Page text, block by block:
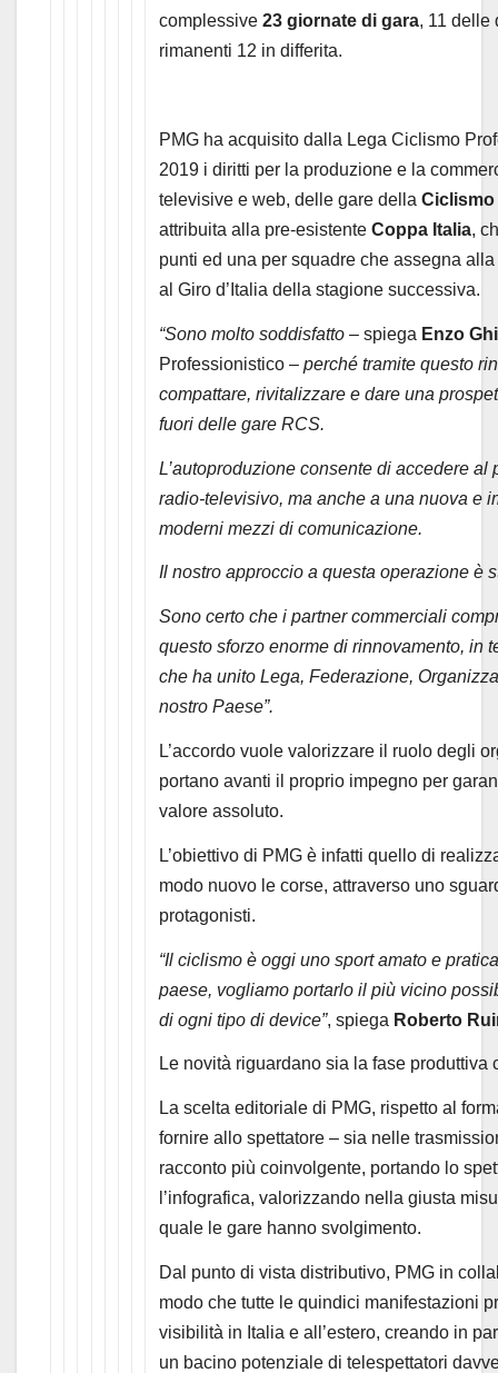
complessive 23 giornate di gara, 11 delle
rimanenti 12 in differita.
PMG ha acquisito dalla Lega Ciclismo
2019 i diritti per la produzione e la
televisive e web, delle gare della Ciclismo
attribuita alla pre-esistente Coppa Italia,
punti ed una per squadre che assegna
al Giro d’Italia della stagione successiva.
“Sono molto soddisfatto– spiega Enzo
Professionistico – perché tramite questo
compattare, rivitalizzare e dare una
fuori delle gare RCS.
L’autoproduzione consente di accedere
radio-televisivo, ma anche a una nuova e
moderni mezzi di comunicazione.
Il nostro approccio a questa operazione è
Sono certo che i partner commerciali
questo sforzo enorme di rinnovamento, in
che ha unito Lega, Federazione,
nostro Paese”.
L’accordo vuole valorizzare il ruolo degli
portano avanti il proprio impegno per
valore assoluto.
L’obiettivo di PMG è infatti quello di
modo nuovo le corse, attraverso uno
protagonisti.
“Il ciclismo è oggi uno sport amato e
paese, vogliamo portarlo il più vicino
di ogni tipo di device”, spiega Roberto
Le novità riguardano sia la fase produttiva
La scelta editoriale di PMG, rispetto al
fornire allo spettatore – sia nelle
racconto più coinvolgente, portando lo
l’infografica, valorizzando nella giusta
quale le gare hanno svolgimento.
Dal punto di vista distributivo, PMG in
modo che tutte le quindici manifestazioni
visibilità in Italia e all’estero, creando in
un bacino potenziale di telespettatori